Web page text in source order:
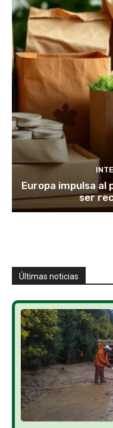
Europa impulsa al
ser
Últimas noticias